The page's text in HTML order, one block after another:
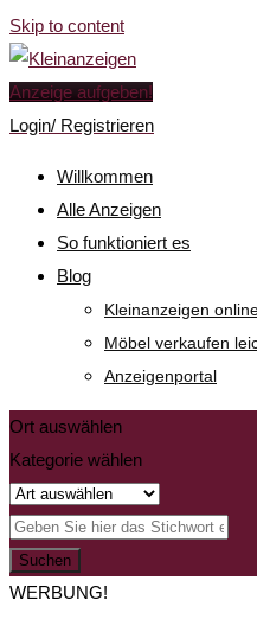
Skip to content
Anzeige aufgeben!
Login/ Registrieren
Willkommen
Alle Anzeigen
So funktioniert es
Blog
Kleinanzeigen
Möbel verkaufen
Anzeigenportal
Ort auswählen
Kategorie wählen
Suchen
WERBUNG!